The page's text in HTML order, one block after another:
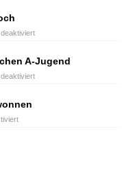
A-Jugend